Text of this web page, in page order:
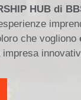
HUB di
che vogliono
impresa